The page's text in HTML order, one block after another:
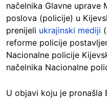
načelnika Glavne uprave
poslova (policije) u
prenijeli ukrajinski mediji
reforme policije
Nacionalne policije
načelnika Nacionalne
U objavi koju je pronašla